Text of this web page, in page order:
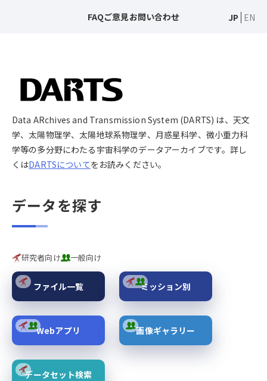
FAQご意見お問い合わせ JP EN
Data ARchives and Transmission System (DARTS) は、天文
学、太陽物理学、太陽地球系物理学、月惑星科学、微小重力科
学等の多分野にわたる宇宙科学のデータアーカイブです。詳し
くはDARTSについてをお読みください。
データを探す
研究者向け 一般向け
ファイル一覧 ミッション別
Webアプリ 画像ギャラリー
データセット検索